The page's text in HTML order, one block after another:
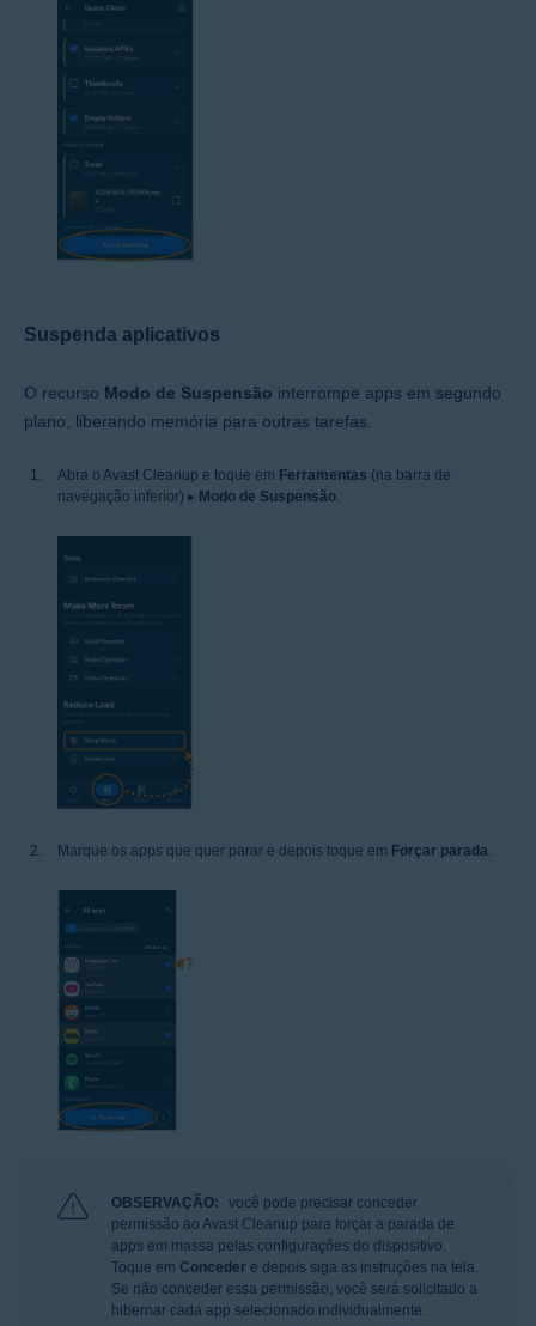
Suspenda aplicativos
O recurso Modo de Suspensão interrompe apps em segundo
plano, liberando memória para outras tarefas.
Abra o Avast Cleanup e toque em Ferramentas (na barra de
navegação inferior) ▸ Modo de Suspensão.
Marque os apps que quer parar e depois toque em Forçar parada.
OBSERVAÇÃO:
você pode precisar conceder
permissão ao Avast Cleanup para forçar a parada de
apps em massa pelas configurações do dispositivo.
Toque em Conceder e depois siga as instruções na tela.
Se não conceder essa permissão, você será solicitado a
hibernar cada app selecionado individualmente.